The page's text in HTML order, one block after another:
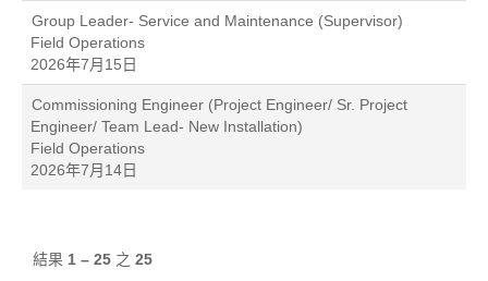
Group Leader- Service and Maintenance (Supervisor)
Field Operations
2026年7月15日
Commissioning Engineer (Project Engineer/ Sr. Project
Engineer/ Team Lead- New Installation)
Field Operations
2026年7月14日
結果 1 – 25 之 25